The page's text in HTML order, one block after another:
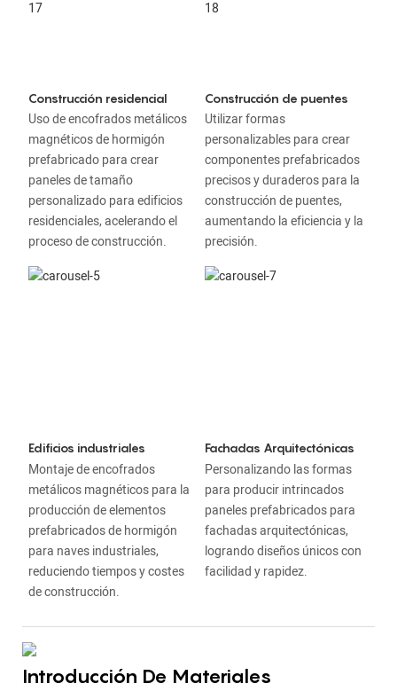
Construcción residencial
Uso de encofrados metálicos
magnéticos de hormigón
prefabricado para crear
paneles de tamaño
personalizado para edificios
residenciales, acelerando el
proceso de construcción.
Construcción de puentes
Utilizar formas
personalizables para crear
componentes prefabricados
precisos y duraderos para la
construcción de puentes,
aumentando la eficiencia y la
precisión.
Edificios industriales
Montaje de encofrados
metálicos magnéticos para la
producción de elementos
prefabricados de hormigón
para naves industriales,
reduciendo tiempos y costes
de construcción.
Fachadas Arquitectónicas
Personalizando las formas
para producir intrincados
paneles prefabricados para
fachadas arquitectónicas,
logrando diseños únicos con
facilidad y rapidez.
Introducción De Materiales